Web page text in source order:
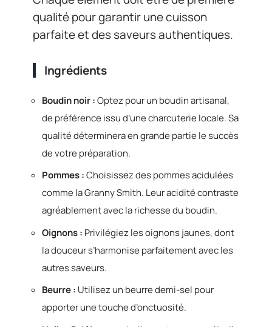
qualité pour garantir une cuisson
parfaite et des saveurs authentiques.
Ingrédients
Boudin noir :Optez pour un boudin artisanal,
de préférence issu d’une charcuterie locale. Sa
qualité déterminera en grande partie le succès
de votre préparation.
Pommes :Choisissez des pommes acidulées
comme la Granny Smith. Leur acidité contraste
agréablement avec la richesse du boudin.
Oignons : Privilégiez les oignons jaunes, dont
la douceur s’harmonise parfaitement avec les
autres saveurs.
Beurre : Utilisez un beurre demi-sel pour
apporter une touche d’onctuosité.